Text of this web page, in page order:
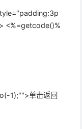
<%=getcode()%
1);"">单击返回